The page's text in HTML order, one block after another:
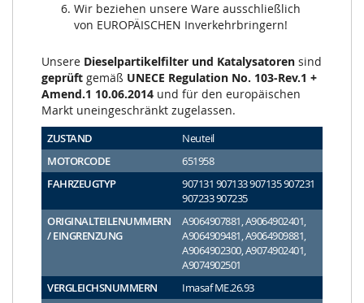
Wir beziehen unsere Ware ausschließlich
von EUROPÄISCHEN Inverkehrbringern!
Unsere Dieselpartikelfilter und Katalysatoren sind
geprüft gemäß UNECE Regulation No. 103-Rev.1 +
Amend.1 10.06.2014 und für den europäischen
Markt uneingeschränkt zugelassen.
ZUSTAND
Neuteil
MOTORCODE
651958
FAHRZEUGTYP
907131 907133 907135 907231
907233 907235
ORIGINALTEILENUMMERN
/ EINGRENZUNG
A9064907881, A9064902401,
A9064909481, A9064909881,
A9064902300, A9074902401,
A9074902501
VERGLEICHSNUMMERN
Imasaf ME.26.93